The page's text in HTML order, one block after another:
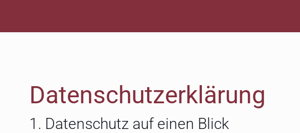
Datenschutz­erklärung
1. Datenschutz auf einen Blick